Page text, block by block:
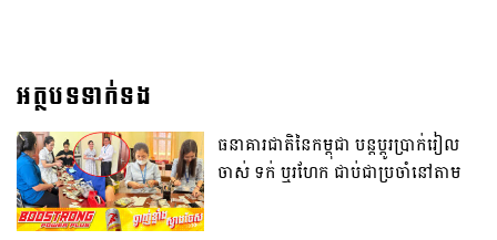
អត្ថបទទាក់ទង
ធនាគារជាតិនៃកម្ពុជា បន្តប្តូរប្រាក់រៀល
ចាស់ ទក់ ឬរហែក ជាប់ជាប្រចាំនៅតាម